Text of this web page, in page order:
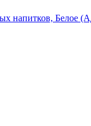
напитков, Белое